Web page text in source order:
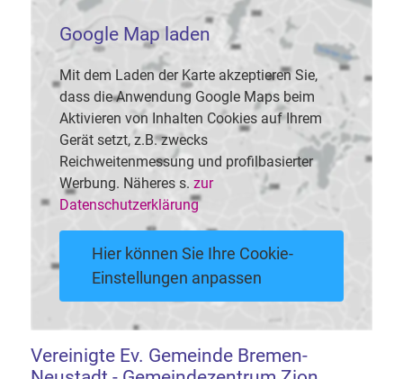
Google Map laden
Mit dem Laden der Karte akzeptieren Sie,
dass die Anwendung Google Maps beim
Aktivieren von Inhalten Cookies auf Ihrem
Gerät setzt, z.B. zwecks
Reichweitenmessung und profilbasierter
Werbung. Näheres s. zur
Datenschutzerklärung
Hier können Sie Ihre Cookie-
Einstellungen anpassen
Vereinigte Ev. Gemeinde Bremen-